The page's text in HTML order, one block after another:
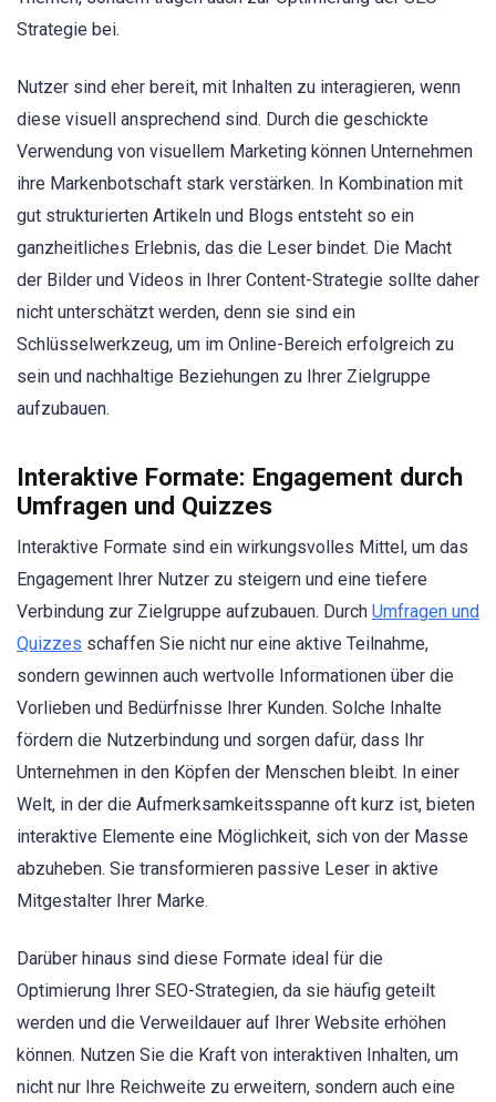
Strategie bei.
Nutzer sind eher bereit, mit Inhalten zu interagieren, wenn
diese visuell ansprechend sind. Durch die geschickte
Verwendung von visuellem Marketing können Unternehmen
ihre Markenbotschaft stark verstärken. In Kombination mit
gut strukturierten Artikeln und Blogs entsteht so ein
ganzheitliches Erlebnis, das die Leser bindet. Die Macht
der Bilder und Videos in Ihrer Content-Strategie sollte daher
nicht unterschätzt werden, denn sie sind ein
Schlüsselwerkzeug, um im Online-Bereich erfolgreich zu
sein und nachhaltige Beziehungen zu Ihrer Zielgruppe
aufzubauen.
Interaktive Formate: Engagement durch
Umfragen und Quizzes
Interaktive Formate sind ein wirkungsvolles Mittel, um das
Engagement Ihrer Nutzer zu steigern und eine tiefere
Verbindung zur Zielgruppe aufzubauen. Durch Umfragen und
Quizzes schaffen Sie nicht nur eine aktive Teilnahme,
sondern gewinnen auch wertvolle Informationen über die
Vorlieben und Bedürfnisse Ihrer Kunden. Solche Inhalte
fördern die Nutzerbindung und sorgen dafür, dass Ihr
Unternehmen in den Köpfen der Menschen bleibt. In einer
Welt, in der die Aufmerksamkeitsspanne oft kurz ist, bieten
interaktive Elemente eine Möglichkeit, sich von der Masse
abzuheben. Sie transformieren passive Leser in aktive
Mitgestalter Ihrer Marke.
Darüber hinaus sind diese Formate ideal für die
Optimierung Ihrer SEO-Strategien, da sie häufig geteilt
werden und die Verweildauer auf Ihrer Website erhöhen
können. Nutzen Sie die Kraft von interaktiven Inhalten, um
nicht nur Ihre Reichweite zu erweitern, sondern auch eine